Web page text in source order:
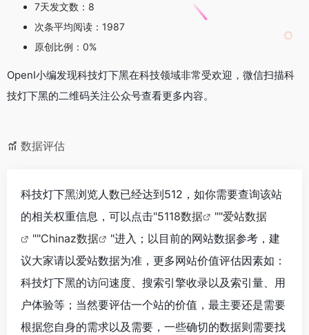
7天发文数：8
次条平均阅读：1987
原创比例：0%
OpenI小编发现科技灯下黑在科技领域非常受欢迎，微信扫描科
技灯下黑的二维码关注公众号查看更多内容。
数据评估
科技灯下黑浏览人数已经达到512，如你需要查询该站
的相关权重信息，可以点击"5118数据 ""爱站数据
""Chinaz数据
"进入；以目前的网站数据参考，建
议大家请以爱站数据为准，更多网站价值评估因素如：
科技灯下黑的访问速度、搜索引擎收录以及索引量、用
户体验等；当然要评估一个站的价值，最主要还是需要
根据您自身的需求以及需要，一些确切的数据则需要找